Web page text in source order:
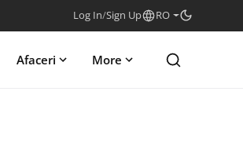
Log In/Sign Up RO
Afaceri More